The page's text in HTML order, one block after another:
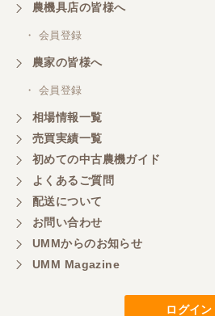
三重県／
嫌な顔をせずに一生懸命頑張
感謝しています。ここで3台
もよろしくお願いしたいです
三重県／
初めてコンバインを買いに行
明るい方に担当していただ
てとても嬉しかったです。
担当さんの説明が丁寧で分
農機具店の皆様へ
・ 会員登録
農家の皆様へ
・ 会員登録
相場情報一覧
売買実績一覧
初めての中古農機ガイド
よくあるご質問
配送について
お問い合わせ
UMMからのお知らせ
UMM Magazine
ログイン